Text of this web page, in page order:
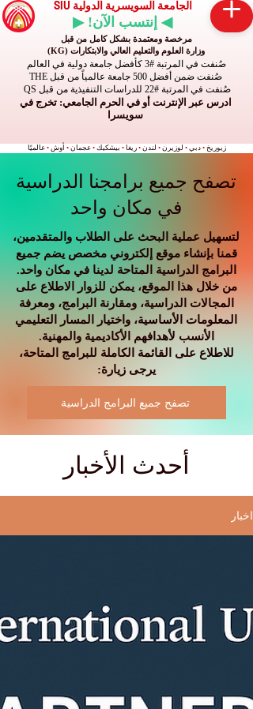
الجامعة السويسرية الدولية SIU
◀ إنتسب الآن! ▶
مرخصة ومعتمدة بشكل كامل من قبل
وزارة العلوم والتعليم العالي والابتكارات (KG)
صُنفت في المرتبة #3 كأفضل جامعة دولية في العالم
صُنفت ضمن أفضل 500 جامعة عالمياً من قبل THE
صُنفت في المرتبة #22 للدراسات التنفيذية من قبل QS
ادرس عبر الإنترنت أو في الحرم الجامعي: تخرج في
سويسرا
زيوريخ • دبي • لوزيرن • لندن • ريغا • بيشكيك • عجمان • أوش • عالميًا
تصفح جميع برامجنا الدراسية
في مكان واحد
لتسهيل عملية البحث على الطلاب والمتقدمين،
قمنا بإنشاء موقع إلكتروني مخصص يضم جميع
البرامج الدراسية المتاحة لدينا في مكان واحد.
من خلال هذا الموقع، يمكن للزوار الاطلاع على
المجالات الدراسية، ومقارنة البرامج، ومعرفة
المعلومات الأساسية، واختيار المسار التعليمي
الأنسب لأهدافهم الأكاديمية والمهنية.
للاطلاع على القائمة الكاملة للبرامج المتاحة،
يرجى زيارة:
تصفح جميع البرامج الدراسية
أحدث الأخبار
اخبار